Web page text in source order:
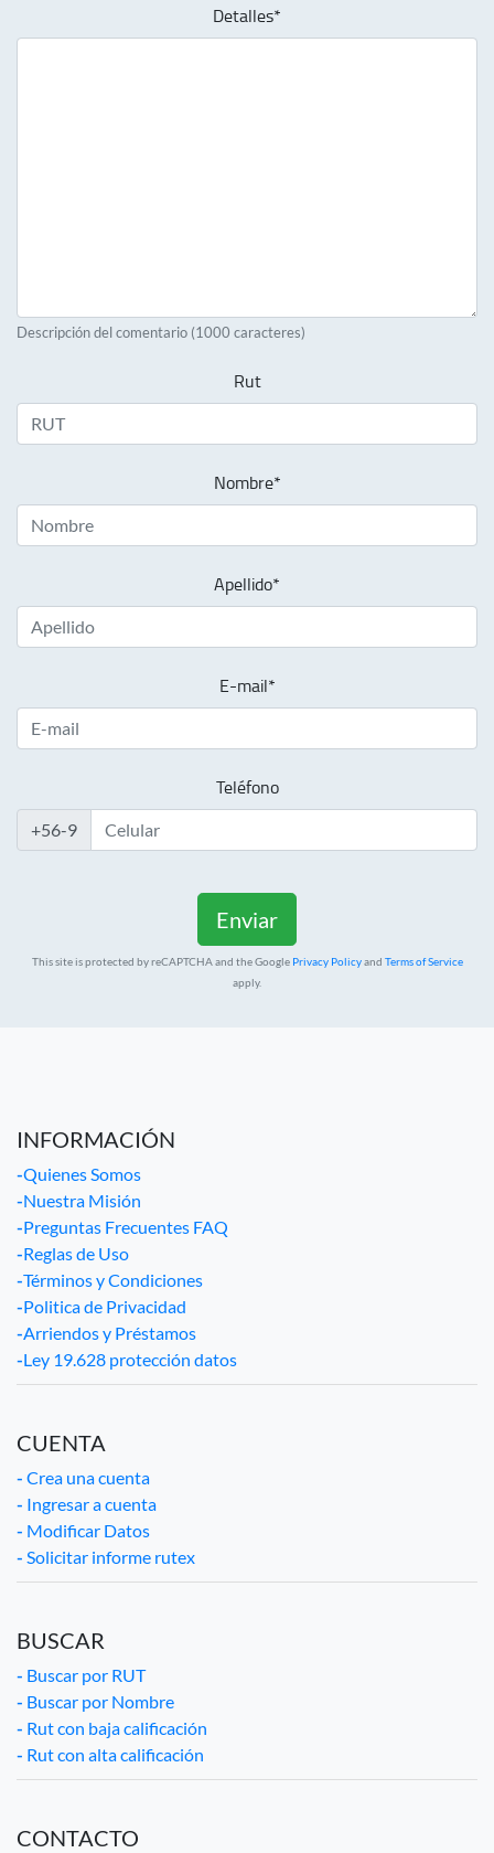
Detalles*
Descripción del comentario (1000 caracteres)
Rut
Nombre*
Apellido*
E-mail*
Teléfono
+56-9
This site is protected by reCAPTCHA and the Google Privacy Policyand Terms of Service
apply.
INFORMACIÓN
-Quienes Somos
-Nuestra Misión
-Preguntas Frecuentes FAQ
-Reglas de Uso
-Términos y Condiciones
-Politica de Privacidad
-Arriendos y Préstamos
-Ley 19.628 protección datos
CUENTA
- Crea una cuenta
- Ingresar a cuenta
- Modificar Datos
- Solicitar informe rutex
BUSCAR
- Buscar por RUT
- Buscar por Nombre
- Rut con baja calificación
- Rut con alta calificación
CONTACTO